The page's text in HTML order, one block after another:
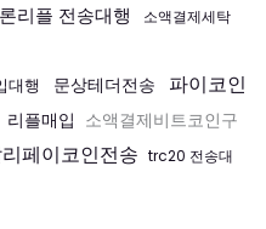
리플 전송대행
소액결제세탁
대행 문상테더전송
파이코인
리플매입 소액결제비트코인구
페이코인전송 trc20 전송대